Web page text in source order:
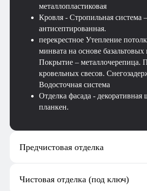
металлопластиковая
Кровля - Стропильная система
антисептированная.
перекрестное Утепление
минвата на основе базальтовых
Покрытие – металлочерепица.
кровельных свесов.
Водосточная система
Отделка фасада - декоративная
планкен.
Предчистовая отделка
Чистовая отделка (под ключ)